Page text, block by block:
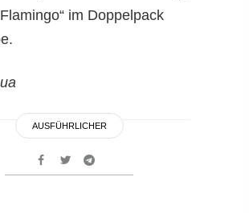
im Doppelpack
AUSFÜHRLICHER